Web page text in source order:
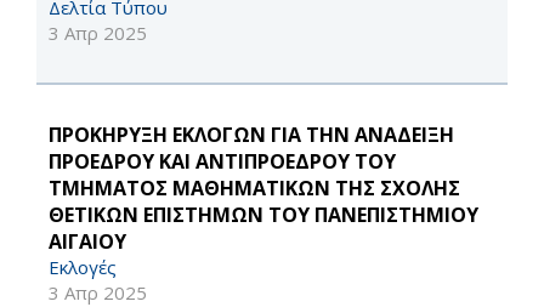
Δελτία Τύπου
3 Απρ 2025
ΠΡΟΚΗΡΥΞΗ ΕΚΛΟΓΩΝ ΓΙΑ ΤΗΝ ΑΝΑΔΕΙΞΗ
ΠΡΟΕΔΡΟΥ ΚΑΙ ΑΝΤΙΠΡΟΕΔΡΟΥ ΤΟΥ
ΤΜΗΜΑΤΟΣ ΜΑΘΗΜΑΤΙΚΩΝ ΤΗΣ ΣΧΟΛΗΣ
ΘΕΤΙΚΩΝ ΕΠΙΣΤΗΜΩΝ ΤΟΥ ΠΑΝΕΠΙΣΤΗΜΙΟΥ
ΑΙΓΑΙΟΥ
Εκλογές
3 Απρ 2025